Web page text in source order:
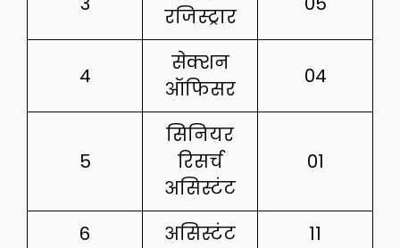
रजिस्ट्रार
4
सेक्शन
ऑफिसर
04
5
सिनियर
रिसर्च
असिस्टंट
01
6 असिस्टंट 11